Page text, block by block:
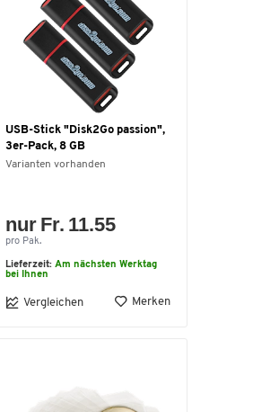
USB-Stick "Disk2Go passion",
3er-Pack, 8 GB
Varianten vorhanden
nur Fr. 11.55
pro Pak.
Lieferzeit: Am nächsten Werktag
bei Ihnen
Vergleichen Merken